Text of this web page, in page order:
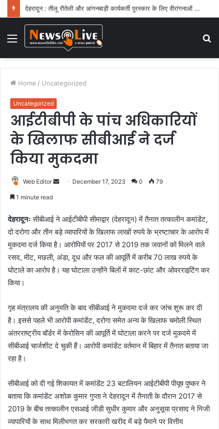
देहरादून : तीलू रौतेली और आंगनबाड़ी कार्यकर्ती पुरस्कार के लिए वीरांगनाओं का चयन : रेखा आर्या
Menu
Home / Uncategorized
Uncategorized
आईटीबीपी के पांच अधिकारियों
के खिलाफ सीबीआई ने दर्ज
किया मुकदमा
Web Editor
d
a
e
December 17, 2023 0 79
1 minute read
देहरादूनः सीबीआई ने आईटीबीपी सीमाद्वार (देहरादून) में तैनात तत्कालीन कमांडेंट,
दो दरोगा और तीन बड़े व्यापारियों के खिलाफ लाखों रुपये के भ्रष्टाचार के आरोप में
मुकदमा दर्ज किया है। आरोपियों पर 2017 से 2019 तक जवानों को मिलने वाले
रसद, मीट, मछली, अंडा, दूध और फल की आपूर्ति में करीब 70 लाख रुपये के
घोटाले का आरोप है। यह घोटाला उन्होंने बिलों में काट-छांट और ओवरराइटिंग कर
किया।
गृह मंत्रालय की अनुमति के बाद सीबीआई ने मुकदमा दर्ज कर जांच शुरू कर दी
है। इससे पहले भी आरोपी कमांडेंट, दरोगा समेत अन्य के खिलाफ चमोली स्थित
अंतरराष्ट्रीय बॉर्डर में केरोसिन की आपूर्ति में घोटाला करने पर दर्ज मुकदमे में
सीबीआई चार्जशीट दे चुकी हैं। आरोपी कमांडेंट वर्तमान में बिहार में तैनात बताया जा
रहा है।
सीबीआई को दी गई शिकायत में कमांडेंट 23 बटालियन आईटीबीपी पीयूष पुष्कर ने
बताया कि कमांडेंट अशोक कुमार गुप्ता ने देहरादून में तैनाती के दौरान 2017 से
2019 के बीच तत्कालीन एसआई जीडी सुधीर कुमार और अनुसूया प्रसाद ने निजी
व्यापारियों के साथ मिलीभगत कर सरकारी खरीद में बड़े पैमाने पर वित्तीय